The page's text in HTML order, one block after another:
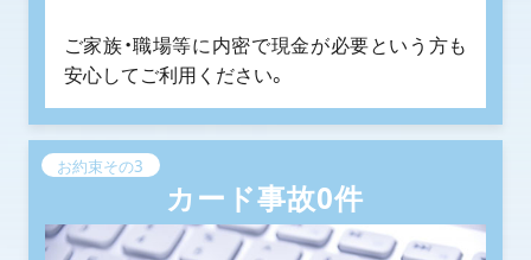
ご家族・職場等に内密で現金が必要という方も
安心してご利用ください。
お約束その3
カード事故0件